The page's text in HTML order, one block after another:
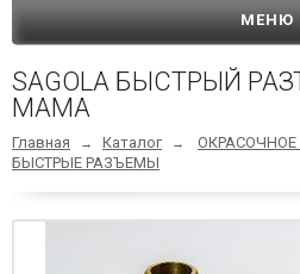
МЕНЮ
SAGOLA БЫСТРЫЙ
МАМА
Главная → Каталог →
БЫСТРЫЕ РАЗЪЕМЫ